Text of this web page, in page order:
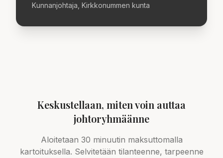
Kunnanjohtaja, Kirkkonummen kunta
Keskustellaan, miten voin auttaa
johtoryhmäänne
Aloitetaan 30 minuutin maksuttomalla
kartoituksella. Selvitetään tilanteenne, tarpeenne